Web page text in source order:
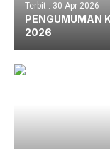
Terbit : 30 Apr 2026
PENGUMUMAN
2026